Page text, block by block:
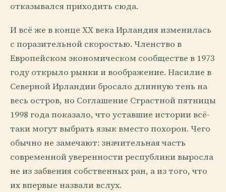
отказывался приходить сюда.
И всё же в конце XX века Ирландия изменилась
с поразительной скоростью. Членство в
Европейском экономическом сообществе в 1973
году открыло рынки и воображение. Насилие в
Северной Ирландии бросало длинную тень на
весь остров, но Соглашение Страстной пятницы
1998 года показало, что уставшие истории всё-
таки могут выбрать язык вместо похорон. Чего
обычно не замечают: значительная часть
современной уверенности республики выросла
не из забвения собственных ран, а из того, что
их впервые назвали вслух.